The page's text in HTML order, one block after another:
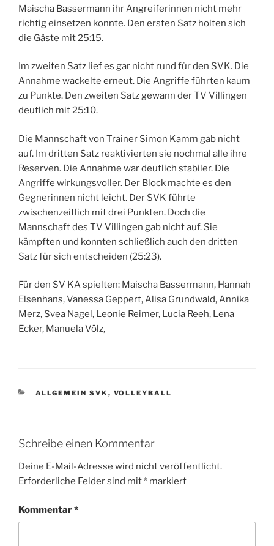
Maischa Bassermann ihr Angreiferinnen nicht mehr
richtig einsetzen konnte. Den ersten Satz holten sich
die Gäste mit 25:15.
Im zweiten Satz lief es gar nicht rund für den SVK. Die
Annahme wackelte erneut. Die Angriffe führten kaum
zu Punkte. Den zweiten Satz gewann der TV Villingen
deutlich mit 25:10.
Die Mannschaft von Trainer Simon Kamm gab nicht
auf. Im dritten Satz reaktivierten sie nochmal alle ihre
Reserven. Die Annahme war deutlich stabiler. Die
Angriffe wirkungsvoller. Der Block machte es den
Gegnerinnen nicht leicht. Der SVK führte
zwischenzeitlich mit drei Punkten. Doch die
Mannschaft des TV Villingen gab nicht auf. Sie
kämpften und konnten schließlich auch den dritten
Satz für sich entscheiden (25:23).
Für den SV KA spielten: Maischa Bassermann, Hannah
Elsenhans, Vanessa Geppert, Alisa Grundwald, Annika
Merz, Svea Nagel, Leonie Reimer, Lucia Reeh, Lena
Ecker, Manuela Völz,
KATEGORIEN
ALLGEMEIN SVK , VOLLEYBALL
Schreibe einen Kommentar
Deine E-Mail-Adresse wird nicht veröffentlicht.
Erforderliche Felder sind mit* markiert
Kommentar*